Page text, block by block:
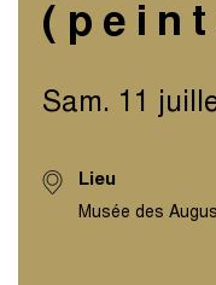
Sam. 11
Lieu
Musée des